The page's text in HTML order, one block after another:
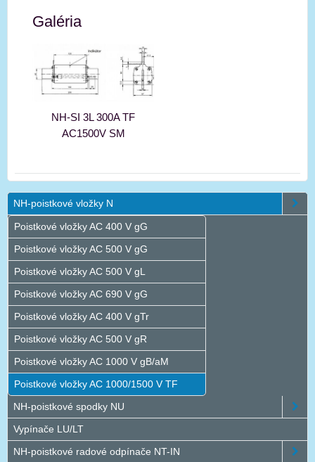
Galéria
NH-SI 3L 300A TF
AC1500V SM
NH-poistkové vložky N
Poistkové vložky AC 400 V gG
Poistkové vložky AC 500 V gG
Poistkové vložky AC 500 V gL
Poistkové vložky AC 690 V gG
Poistkové vložky AC 400 V gTr
Poistkové vložky AC 500 V gR
Poistkové vložky AC 1000 V gB/aM
Poistkové vložky AC 1000/1500 V TF
NH-poistkové spodky NU
Vypínače LU/LT
NH-poistkové radové odpínače NT-IN